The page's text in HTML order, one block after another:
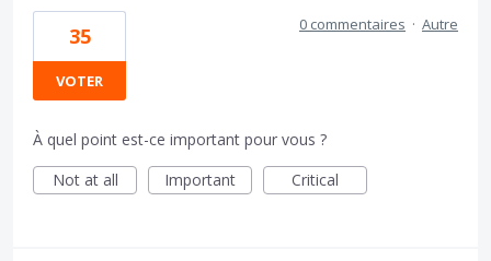
35
VOTER
0 commentaires · Autre
À quel point est-ce important pour vous ?
Not at all
Important Critical